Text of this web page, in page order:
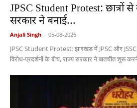
JPSC Student Protest: छात्रों
सरकार ने बनाई...
Anjali Singh - 05-08-2026
JPSC Student Protest: झारखंड में JPSC और
विरोध-प्रदर्शनों के बीच, राज्य सरकार ने बातचीत शुरू